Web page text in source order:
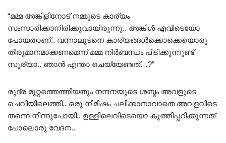
“മമ്മ അങ്കിളിനോട് നമ്മുടെ കാര്യം
സംസാരിക്കാനിരിക്കുവായിരുന്നു.. അങ്കിൾ എവിടെയോ
പോയതാണ്.. വന്നാലുടനെ കാര്യങ്ങൾക്കൊക്കെയൊരു
തീരുമാനമാക്കണമെന്ന് മമ്മ നിർബന്ധം പിടിക്കുന്നുണ്ട്
സൂര്യാ.. ഞാൻ എന്താ ചെയ്യേണ്ടത്…?”
രുദ്ര മുറ്റത്തെത്തിയതും നന്ദനയുടെ ശബ്ദം അവളുടെ
ചെവിയിലെത്തി.. ഒരു നിമിഷം ചലിക്കാനാവാതെ അവളവിടെ
തന്നെ നിന്നുപോയി.. ഉള്ളിലെവിടെയൊ കുത്തിപ്പറിക്കുന്നത്
പോലൊരു വേദന..